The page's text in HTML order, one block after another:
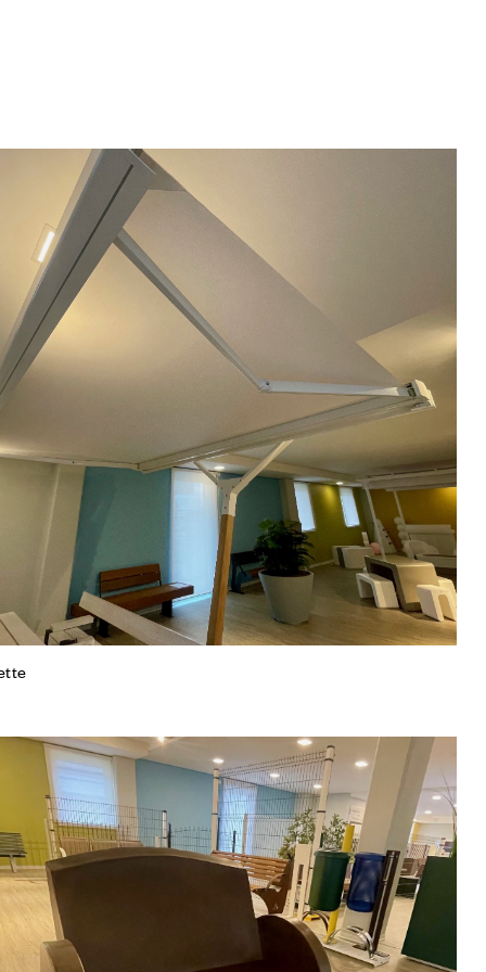
alla Lista desideri
tutto
alla Lista desideri
tutto